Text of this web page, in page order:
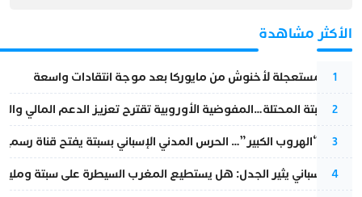
الأكثر مشاهدة
1
عودة مستعجلة لأخنوش من مايوركا بعد موجة انتقادات واسعة
2
أزمة سبتة المحتلة…المفوضية الأوروبية تقترح تعزيز الدعم المالي
3
عملية “الهروب الكبير”… الحرس المدني الإسباني بسبتة يفتح قناة
4
تقرير إسباني يثير الجدل: هل يستطيع المغرب السيطرة على سبتة